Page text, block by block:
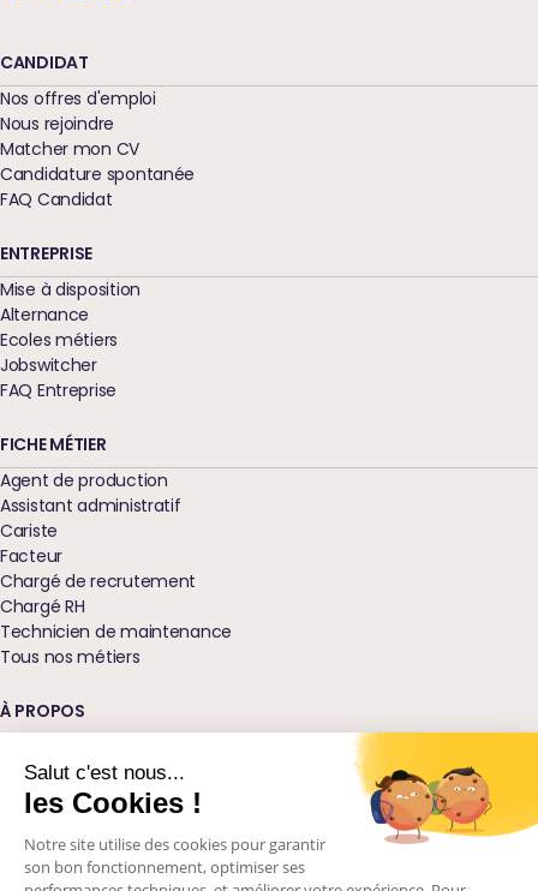
Salut c'est nous...
les Cookies !
Notre site utilise des cookies pour garantir
son bon fonctionnement, optimiser ses
CANDIDAT
Nos offres d'emploi
Nous rejoindre
Matcher mon CV
Candidature spontanée
FAQ Candidat
ENTREPRISE
Mise à disposition
Alternance
Ecoles métiers
Jobswitcher
FAQ Entreprise
FICHE MÉTIER
Agent de production
Assistant administratif
Cariste
Facteur
Chargé de recrutement
Chargé RH
Technicien de maintenance
Tous nos métiers
À PROPOS
Nos agences
Blog
Podcast Ressources
Nos engagements